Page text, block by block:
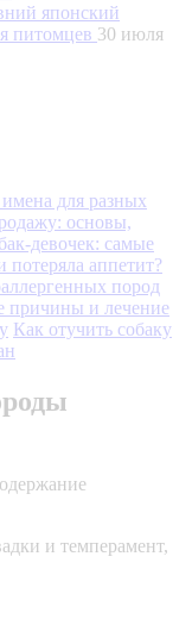
японский
питомцев 30 июля
для разных
основы,
девочек: самые
потеряла аппетит?
пород
причины и лечение
Как отучить собаку
и темперамент,